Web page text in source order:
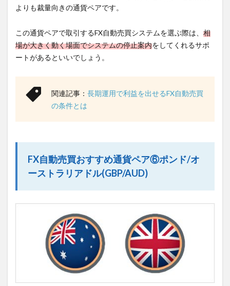
よりも裁量向きの通貨ペアです。
この通貨ペアで取引するFX自動売買システムを選ぶ際は、 相
場が大きく動く場面でシステムの停止案内をしてくれるサポ
ートがあるといいでしょう。
関連記事： 長期運用で利益を出せるFX自動売買
の条件とは
FX自動売買おすすめ通貨ペア⑥ポンド/オ
ーストラリアドル(GBP/AUD)